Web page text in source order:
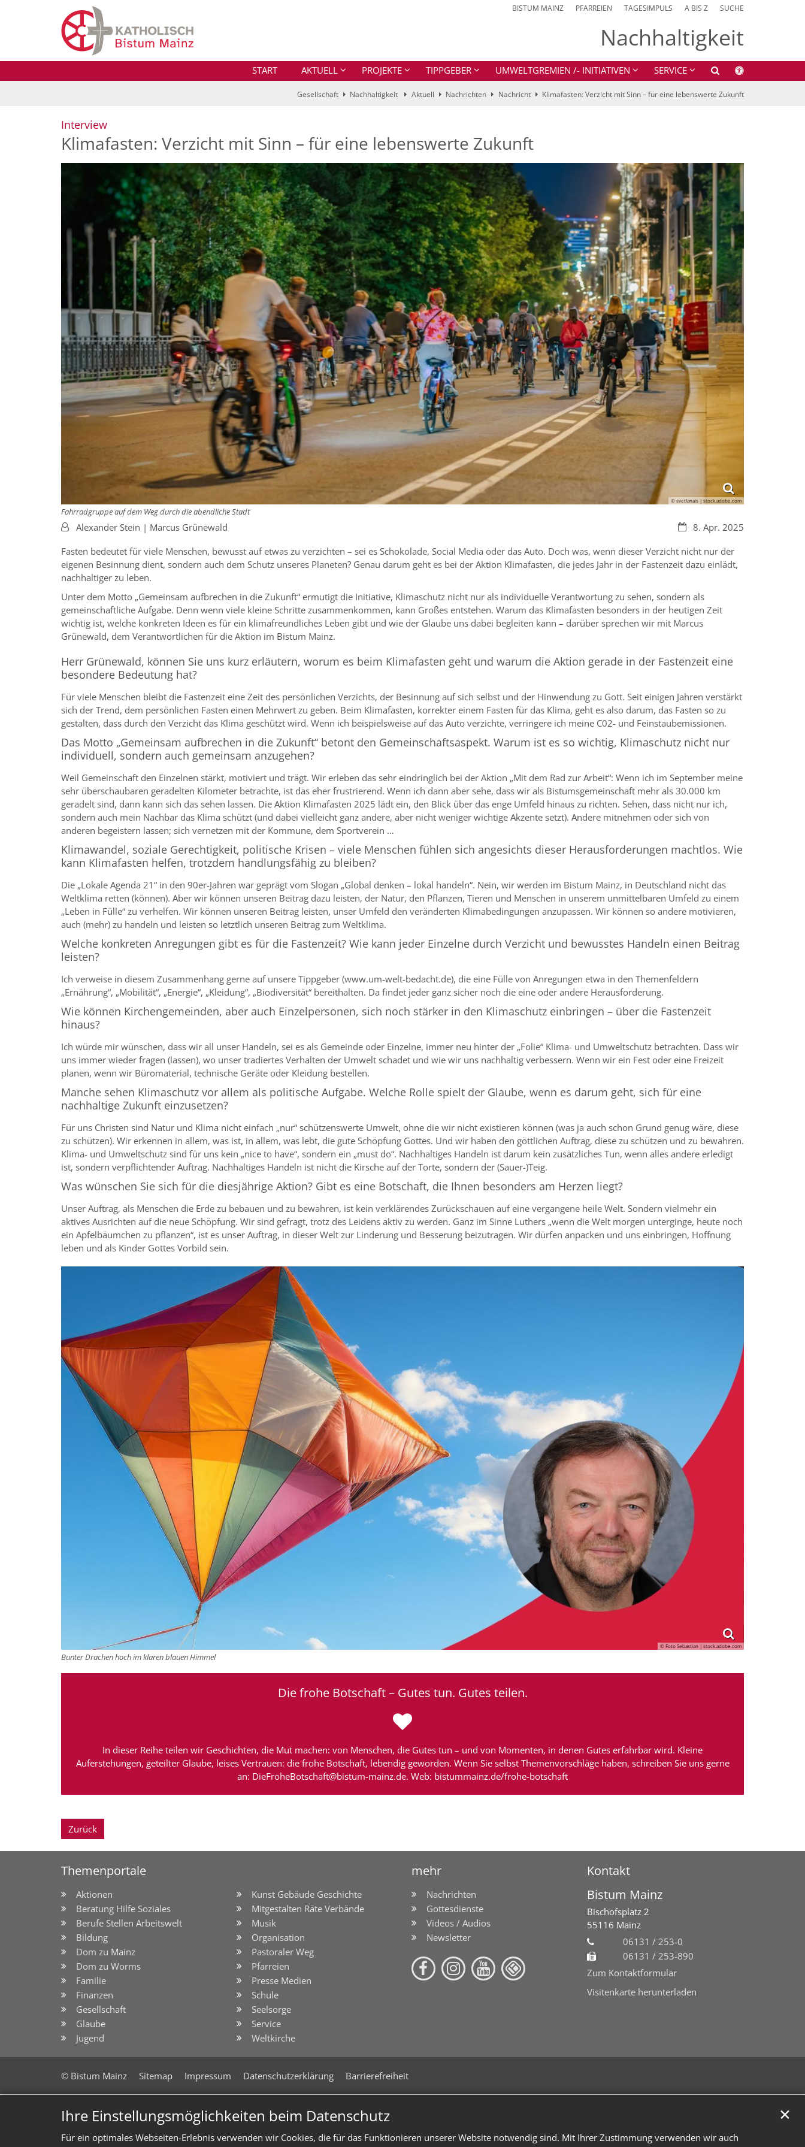
Ihre Einstellungsmöglichkeiten beim Datenschutz
Für ein optimales Webseiten-Erlebnis verwenden wir Cookies, die für das Funktionieren unserer Website notwendig sind. Mit Ihrer Zustimmung verwenden wir auch
✕
BISTUM MAINZ PFARREIEN TAGESIMPULS A BIS Z SUCHE
Nachhaltigkeit
START AKTUELL PROJEKTE TIPPGEBER UMWELTGREMIEN /- INITIATIVEN SERVICE
Gesellschaft Nachhaltigkeit Aktuell Nachrichten Nachricht Klimafasten: Verzicht mit Sinn – für eine lebenswerte Zukunft
Interview:
Klimafasten: Verzicht mit Sinn – für eine lebenswerte Zukunft
© svetlanais | stock.adobe.com
Fahrradgruppe auf dem Weg durch die abendliche Stadt
Datum:8. Apr. 2025
Von:Alexander Stein | Marcus Grünewald
Fasten bedeutet für viele Menschen, bewusst auf etwas zu verzichten – sei es Schokolade, Social Media oder das Auto. Doch was, wenn dieser Verzicht nicht nur der
eigenen Besinnung dient, sondern auch dem Schutz unseres Planeten? Genau darum geht es bei der Aktion Klimafasten, die jedes Jahr in der Fastenzeit dazu einlädt,
nachhaltiger zu leben.
Unter dem Motto „Gemeinsam aufbrechen in die Zukunft“ ermutigt die Initiative, Klimaschutz nicht nur als individuelle Verantwortung zu sehen, sondern als
gemeinschaftliche Aufgabe. Denn wenn viele kleine Schritte zusammenkommen, kann Großes entstehen. Warum das Klimafasten besonders in der heutigen Zeit
wichtig ist, welche konkreten Ideen es für ein klimafreundliches Leben gibt und wie der Glaube uns dabei begleiten kann – darüber sprechen wir mit Marcus
Grünewald, dem Verantwortlichen für die Aktion im Bistum Mainz.
Herr Grünewald, können Sie uns kurz erläutern, worum es beim Klimafasten geht und warum die Aktion gerade in der Fastenzeit eine
besondere Bedeutung hat?
Für viele Menschen bleibt die Fastenzeit eine Zeit des persönlichen Verzichts, der Besinnung auf sich selbst und der Hinwendung zu Gott. Seit einigen Jahren verstärkt
sich der Trend, dem persönlichen Fasten einen Mehrwert zu geben. Beim Klimafasten, korrekter einem Fasten für das Klima, geht es also darum, das Fasten so zu
gestalten, dass durch den Verzicht das Klima geschützt wird. Wenn ich beispielsweise auf das Auto verzichte, verringere ich meine C02- und Feinstaubemissionen.
Das Motto „Gemeinsam aufbrechen in die Zukunft“ betont den Gemeinschaftsaspekt. Warum ist es so wichtig, Klimaschutz nicht nur
individuell, sondern auch gemeinsam anzugehen?
Weil Gemeinschaft den Einzelnen stärkt, motiviert und trägt. Wir erleben das sehr eindringlich bei der Aktion „Mit dem Rad zur Arbeit“: Wenn ich im September meine
sehr überschaubaren geradelten Kilometer betrachte, ist das eher frustrierend. Wenn ich dann aber sehe, dass wir als Bistumsgemeinschaft mehr als 30.000 km
geradelt sind, dann kann sich das sehen lassen. Die Aktion Klimafasten 2025 lädt ein, den Blick über das enge Umfeld hinaus zu richten. Sehen, dass nicht nur ich,
sondern auch mein Nachbar das Klima schützt (und dabei vielleicht ganz andere, aber nicht weniger wichtige Akzente setzt). Andere mitnehmen oder sich von
anderen begeistern lassen; sich vernetzen mit der Kommune, dem Sportverein …
Klimawandel, soziale Gerechtigkeit, politische Krisen – viele Menschen fühlen sich angesichts dieser Herausforderungen machtlos. Wie
kann Klimafasten helfen, trotzdem handlungsfähig zu bleiben?
Die „Lokale Agenda 21“ in den 90er-Jahren war geprägt vom Slogan „Global denken – lokal handeln“. Nein, wir werden im Bistum Mainz, in Deutschland nicht das
Weltklima retten (können). Aber wir können unseren Beitrag dazu leisten, der Natur, den Pflanzen, Tieren und Menschen in unserem unmittelbaren Umfeld zu einem
„Leben in Fülle“ zu verhelfen. Wir können unseren Beitrag leisten, unser Umfeld den veränderten Klimabedingungen anzupassen. Wir können so andere motivieren,
auch (mehr) zu handeln und leisten so letztlich unseren Beitrag zum Weltklima.
Welche konkreten Anregungen gibt es für die Fastenzeit? Wie kann jeder Einzelne durch Verzicht und bewusstes Handeln einen Beitrag
leisten?
Ich verweise in diesem Zusammenhang gerne auf unsere Tippgeber (www.um-welt-bedacht.de), die eine Fülle von Anregungen etwa in den Themenfeldern
„Ernährung“, „Mobilität“, „Energie“, „Kleidung“, „Biodiversität“ bereithalten. Da findet jeder ganz sicher noch die eine oder andere Herausforderung.
Wie können Kirchengemeinden, aber auch Einzelpersonen, sich noch stärker in den Klimaschutz einbringen – über die Fastenzeit
hinaus?
Ich würde mir wünschen, dass wir all unser Handeln, sei es als Gemeinde oder Einzelne, immer neu hinter der „Folie“ Klima- und Umweltschutz betrachten. Dass wir
uns immer wieder fragen (lassen), wo unser tradiertes Verhalten der Umwelt schadet und wie wir uns nachhaltig verbessern. Wenn wir ein Fest oder eine Freizeit
planen, wenn wir Büromaterial, technische Geräte oder Kleidung bestellen.
Manche sehen Klimaschutz vor allem als politische Aufgabe. Welche Rolle spielt der Glaube, wenn es darum geht, sich für eine
nachhaltige Zukunft einzusetzen?
Für uns Christen sind Natur und Klima nicht einfach „nur“ schützenswerte Umwelt, ohne die wir nicht existieren können (was ja auch schon Grund genug wäre, diese
zu schützen). Wir erkennen in allem, was ist, in allem, was lebt, die gute Schöpfung Gottes. Und wir haben den göttlichen Auftrag, diese zu schützen und zu bewahren.
Klima- und Umweltschutz sind für uns kein „nice to have“, sondern ein „must do“. Nachhaltiges Handeln ist darum kein zusätzliches Tun, wenn alles andere erledigt
ist, sondern verpflichtender Auftrag. Nachhaltiges Handeln ist nicht die Kirsche auf der Torte, sondern der (Sauer-)Teig.
Was wünschen Sie sich für die diesjährige Aktion? Gibt es eine Botschaft, die Ihnen besonders am Herzen liegt?
Unser Auftrag, als Menschen die Erde zu bebauen und zu bewahren, ist kein verklärendes Zurückschauen auf eine vergangene heile Welt. Sondern vielmehr ein
aktives Ausrichten auf die neue Schöpfung. Wir sind gefragt, trotz des Leidens aktiv zu werden. Ganz im Sinne Luthers „wenn die Welt morgen unterginge, heute noch
ein Apfelbäumchen zu pflanzen“, ist es unser Auftrag, in dieser Welt zur Linderung und Besserung beizutragen. Wir dürfen anpacken und uns einbringen, Hoffnung
leben und als Kinder Gottes Vorbild sein.
© Foto Sebastian | stock.adobe.com
Bunter Drachen hoch im klaren blauen Himmel
Die frohe Botschaft – Gutes tun. Gutes teilen.
In dieser Reihe teilen wir Geschichten, die Mut machen: von Menschen, die Gutes tun – und von Momenten, in denen Gutes erfahrbar wird. Kleine
Auferstehungen, geteilter Glaube, leises Vertrauen: die frohe Botschaft, lebendig geworden. Wenn Sie selbst Themenvorschläge haben, schreiben Sie uns gerne
an: DieFroheBotschaft@bistum-mainz.de. Web: bistummainz.de/frohe-botschaft
Zurück
Themenportale mehr Kontakt
Aktionen
Beratung Hilfe Soziales
Berufe Stellen Arbeitswelt
Bildung
Dom zu Mainz
Dom zu Worms
Familie
Finanzen
Gesellschaft
Glaube
Jugend
Kunst Gebäude Geschichte
Mitgestalten Räte Verbände
Musik
Organisation
Pastoraler Weg
Pfarreien
Presse Medien
Schule
Seelsorge
Service
Weltkirche
Nachrichten
Gottesdienste
Videos / Audios
Newsletter
Bistum Mainz
Bischofsplatz 2
55116 Mainz
06131 / 253-0
06131 / 253-890
Zum Kontaktformular
Visitenkarte herunterladen
© Bistum Mainz Sitemap Impressum Datenschutzerklärung Barrierefreiheit